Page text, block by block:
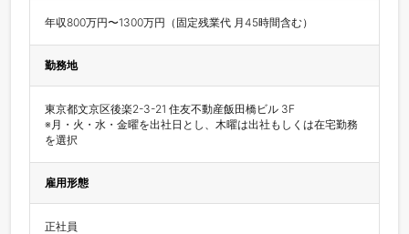
年収800万円〜1300万円（固定残業代 月45時間含む）
勤務地
東京都文京区後楽2-3-21 住友不動産飯田橋ビル 3F
※月・火・水・金曜を出社日とし、木曜は出社もしくは在宅勤務
雇用形態
正社員